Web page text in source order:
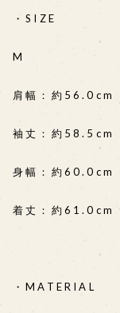
・SIZE
M
肩幅：約56.0cm
袖丈：約58.5cm
身幅：約60.0cm
着丈：約61.0cm
・MATERIAL